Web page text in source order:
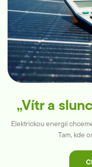
„Vítr a
Elektrickou energii
Tam, kde